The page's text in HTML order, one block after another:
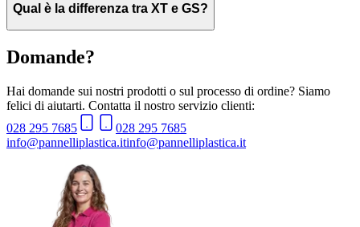
Qual è la differenza tra XT e GS?
Domande?
Hai domande sui nostri prodotti o sul processo di ordine? Siamo
felici di aiutarti. Contatta il nostro servizio clienti:
028 295 7685
028 295 7685
info@pannelliplastica.itinfo@pannelliplastica.it